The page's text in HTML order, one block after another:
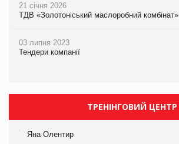
21 січня 2026
ТДВ «Золотоніський маслоробний комбінат»
03 липня 2023
Тендери компанії
ТРЕНІНГОВИЙ ЦЕНТР
Яна Олентир